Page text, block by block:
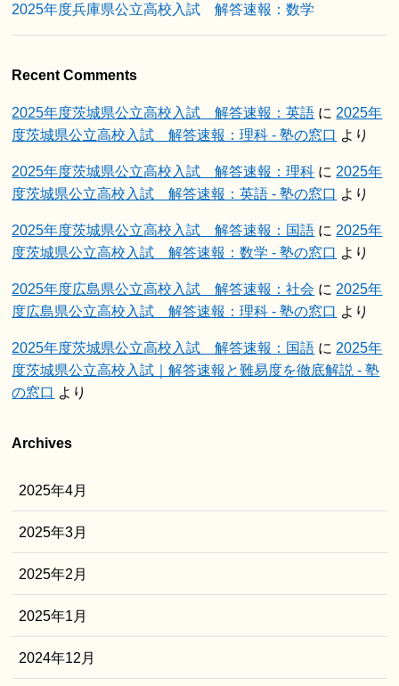
2025年度兵庫県公立高校入試 解答速報：数学
Recent Comments
2025年度茨城県公立高校入試 解答速報：英語 に 2025年
度茨城県公立高校入試 解答速報：理科 - 塾の窓口 より
2025年度茨城県公立高校入試 解答速報：理科 に 2025年
度茨城県公立高校入試 解答速報：英語 - 塾の窓口 より
2025年度茨城県公立高校入試 解答速報：国語 に 2025年
度茨城県公立高校入試 解答速報：数学 - 塾の窓口 より
2025年度広島県公立高校入試 解答速報：社会 に 2025年
度広島県公立高校入試 解答速報：理科 - 塾の窓口 より
2025年度茨城県公立高校入試 解答速報：国語 に 2025年
度茨城県公立高校入試｜解答速報と難易度を徹底解説 - 塾
の窓口 より
Archives
2025年4月
2025年3月
2025年2月
2025年1月
2024年12月